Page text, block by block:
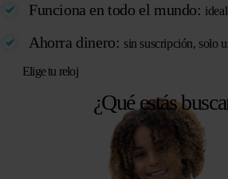
Funciona en todo el mundo:
Ahorra dinero: sin suscripción, solo
Elige tu reloj
¿Qué estás